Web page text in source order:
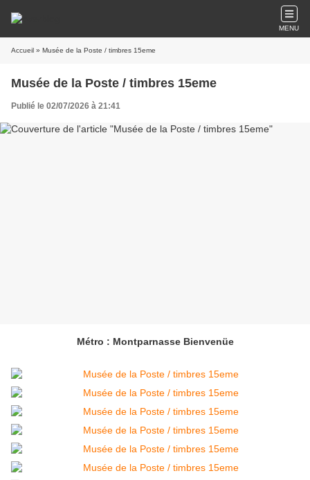
MENU
Accueil » Musée de la Poste / timbres 15eme
Musée de la Poste / timbres 15eme
Publié le 02/07/2026 à 21:41
Métro : Montparnasse Bienvenüe